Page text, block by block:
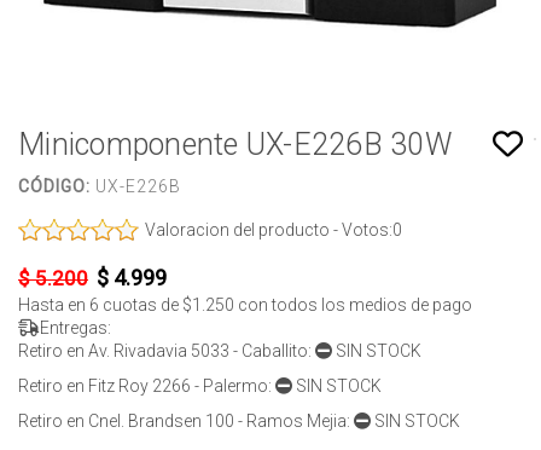
Minicomponente UX-E226B 30W
CÓDIGO: UX-E226B
Valoracion del producto - Votos:0
$ 5.200 $ 4.999
Hasta en 6 cuotas de $1.250 con todos los medios de pago
Entregas:
Retiro en Av. Rivadavia 5033 - Caballito:
SIN STOCK
Retiro en Fitz Roy 2266 - Palermo:
SIN STOCK
Retiro en Cnel. Brandsen 100 - Ramos Mejia:
SIN STOCK